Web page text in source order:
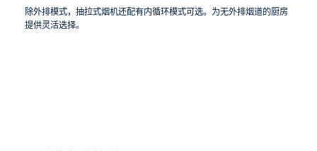
除外排模式，抽拉式烟机还配有内循环模式可选。为无外排烟道的厨房
提供灵活选择。